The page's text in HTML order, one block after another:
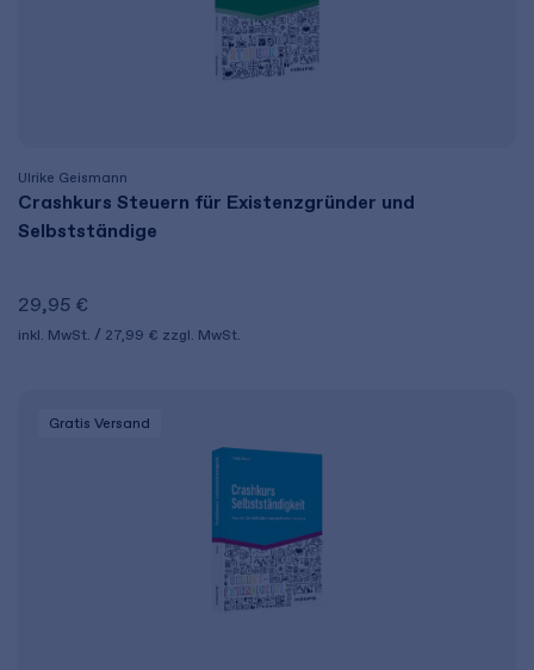
Ulrike Geismann
Crashkurs Steuern für Existenzgründer und
Selbstständige
29,95 €
inkl. MwSt. 27,99 € zzgl. MwSt.
Gratis Versand